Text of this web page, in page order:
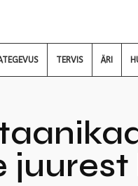
TERVIS ÄRI